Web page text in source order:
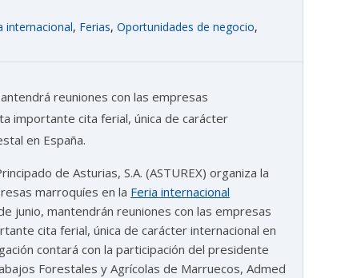
internacional, Ferias, Oportunidades de negocio,
reuniones con las empresas
importante cita ferial, única de carácter
en España.
de Asturias, S.A. (ASTUREX) organiza la
marroquíes en la Feria internacional
junio, mantendrán reuniones con las empresas
cita ferial, única de carácter internacional en
contará con la participación del presidente
Forestales y Agrícolas de Marruecos, Admed